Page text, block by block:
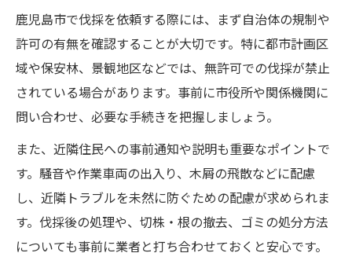
鹿児島市で伐採を依頼する際には、まず自治体の規制や
許可の有無を確認することが大切です。特に都市計画区
域や保安林、景観地区などでは、無許可での伐採が禁止
されている場合があります。事前に市役所や関係機関に
問い合わせ、必要な手続きを把握しましょう。
また、近隣住民への事前通知や説明も重要なポイントで
す。騒音や作業車両の出入り、木屑の飛散などに配慮
し、近隣トラブルを未然に防ぐための配慮が求められま
す。伐採後の処理や、切株・根の撤去、ゴミの処分方法
についても事前に業者と打ち合わせておくと安心です。